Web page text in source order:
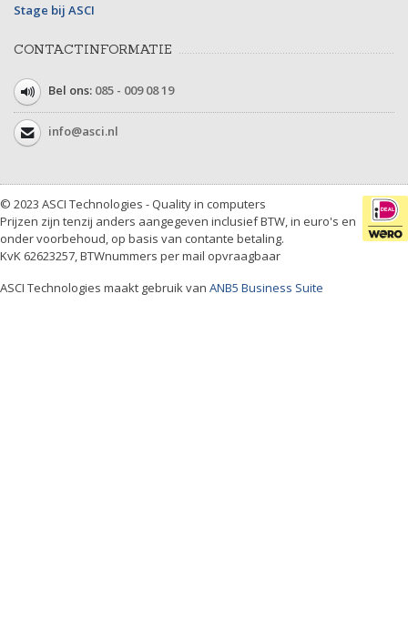
Stage bij ASCI
CONTACTINFORMATIE
Bel ons: 085 - 009 08 19
info@asci.nl
© 2023 ASCI Technologies - Quality in computers
Prijzen zijn tenzij anders aangegeven inclusief BTW, in euro's en
onder voorbehoud, op basis van contante betaling.
KvK 62623257, BTWnummers per mail opvraagbaar
ASCI Technologies maakt gebruik van ANB5 Business Suite